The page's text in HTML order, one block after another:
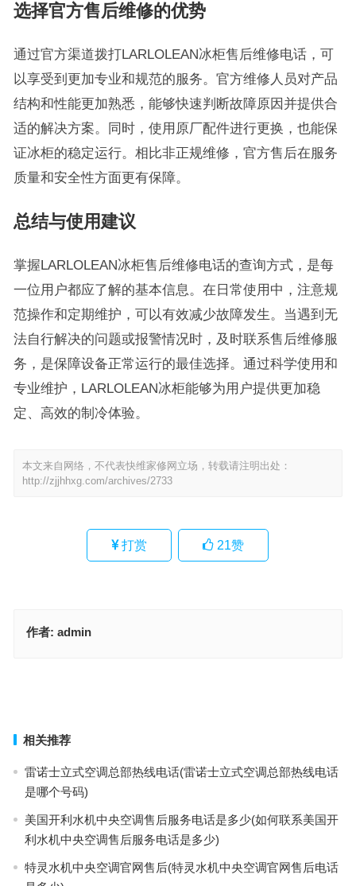
选择官方售后维修的优势
通过官方渠道拨打LARLOLEAN冰柜售后维修电话，可
以享受到更加专业和规范的服务。官方维修人员对产品
结构和性能更加熟悉，能够快速判断故障原因并提供合
适的解决方案。同时，使用原厂配件进行更换，也能保
证冰柜的稳定运行。相比非正规维修，官方售后在服务
质量和安全性方面更有保障。
总结与使用建议
掌握LARLOLEAN冰柜售后维修电话的查询方式，是每
一位用户都应了解的基本信息。在日常使用中，注意规
范操作和定期维护，可以有效减少故障发生。当遇到无
法自行解决的问题或报警情况时，及时联系售后维修服
务，是保障设备正常运行的最佳选择。通过科学使用和
专业维护，LARLOLEAN冰柜能够为用户提供更加稳
定、高效的制冷体验。
本文来自网络，不代表快维家修网立场，转载请注明出处：
http://zjjhhxg.com/archives/2733
打赏 21赞
作者: admin
相关推荐
雷诺士立式空调总部热线电话(雷诺士立式空调总部热线电话
是哪个号码)
美国开利水机中央空调售后服务电话是多少(如何联系美国开
利水机中央空调售后服务电话是多少)
特灵水机中央空调官网售后(特灵水机中央空调官网售后电话